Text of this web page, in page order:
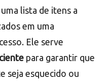
lista de itens a
em uma
Ele serve
para garantir que
seja esquecido ou